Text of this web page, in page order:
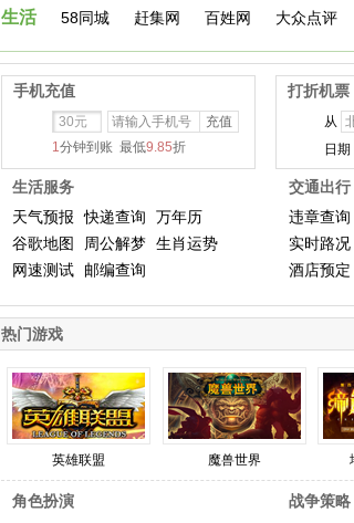
生活 58同城 赶集网 百姓网 大众点评
手机充值
30元
1分钟到账 最低9.85折
打折机票
从
日期
生活服务
天气预报
快递查询
万年历
谷歌地图
周公解梦 生肖运势
网速测试
邮编查询
交通出行
违章查询
实时路况
酒店预定
热门游戏
英雄联盟 魔兽世界
角色扮演
战争策略